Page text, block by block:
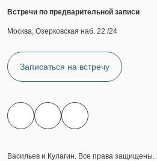
Встречи по предварительной записи
Москва, Озерковская наб. 22 /24
Записаться на встречу
Васильев и Кулагин. Все права защищены.